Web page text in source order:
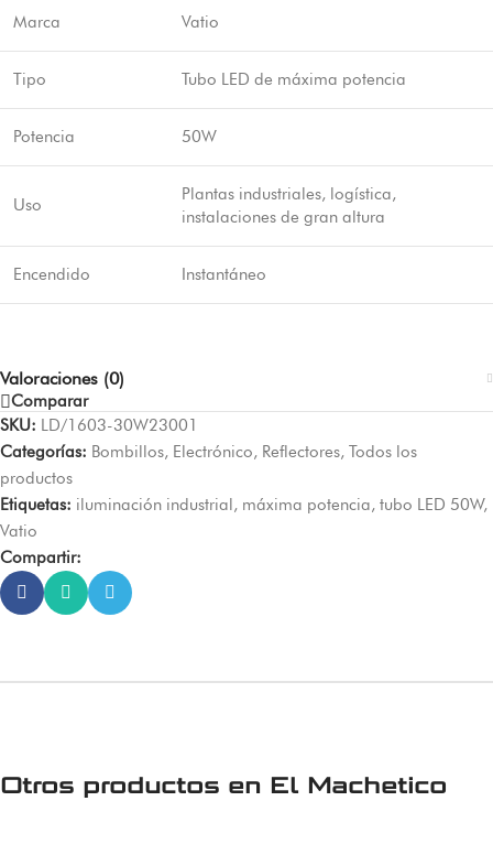
Marca Vatio
Tipo Tubo LED de máxima potencia
Potencia 50W
Uso
Plantas industriales, logística,
instalaciones de gran altura
Encendido Instantáneo
Valoraciones (0)
Comparar
SKU: LD/1603-30W23001
Categorías: Bombillos, Electrónico, Reflectores, Todos los
productos
Etiquetas: iluminación industrial, máxima potencia, tubo LED 50W,
Vatio
Compartir:
Otros productos en El Machetico